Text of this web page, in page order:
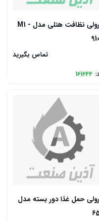
ترولی نظافت هتلی مدل M1 -
تماس بگیرید
161644
حمل غذا دور بسته مدل